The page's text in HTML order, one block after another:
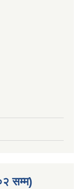
सम्म)